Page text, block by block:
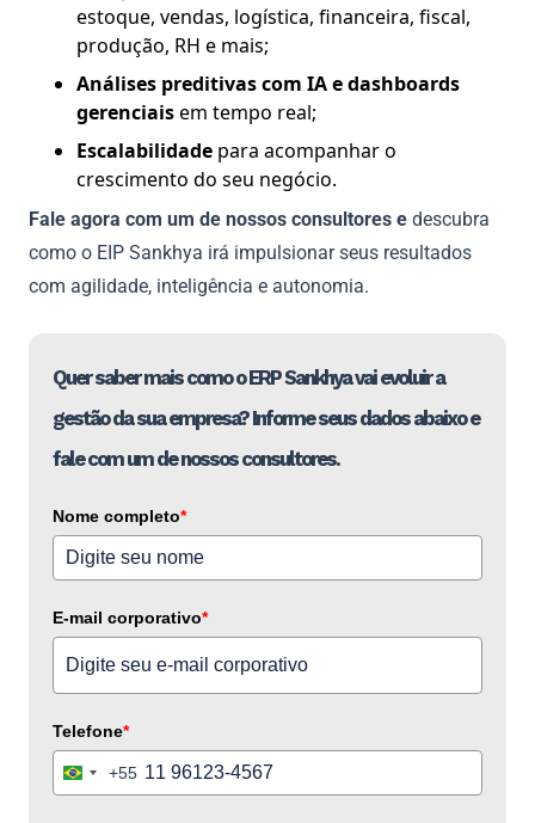
estoque, vendas, logística, financeira, fiscal,
produção, RH e mais;
Análises preditivas com IA e dashboards
gerenciaisem tempo real;
Escalabilidade para acompanhar o
crescimento do seu negócio.
Fale agora com um de nossos consultores e descubra
como o EIP Sankhya irá impulsionar seus resultados
com agilidade, inteligência e autonomia.
Quer saber mais como o ERP Sankhya vai evoluir a
gestão da sua empresa? Informe seus dados abaixo e
fale com um de nossos consultores.
Nome completo*
E-mail corporativo*
Telefone*
Brazil+55